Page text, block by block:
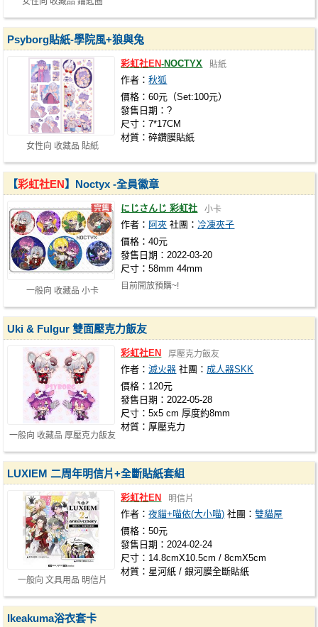
女性向 收藏品 貼紙
Psyborg貼紙-學院風+狼與兔
彩虹社EN-NOCTYX 貼紙
作者：秋狐
價格：60元（Set:100元）
發售日期：?
尺寸：7*17CM
材質：碎鑽膜貼紙
一般向 收藏品 小卡
【彩虹社EN】Noctyx -全員徽章
にじさんじ 彩虹社 小卡
作者： 阿夾 社團： 冷凍夾子
價格：40元
發售日期：2022-03-20
尺寸：58mm 44mm
目前開放預購~!
一般向 收藏品 厚壓克力飯友
Uki & Fulgur 雙面壓克力飯友
彩虹社EN 厚壓克力飯友
作者：滅火器 社團： 成人器SKK
價格：120元
發售日期：2022-05-28
尺寸：5x5 cm 厚度約8mm
材質：厚壓克力
一般向 文具用品 明信片
LUXIEM 二周年明信片+全斷貼紙套組
彩虹社EN 明信片
作者：夜貓+喵依(大小喵) 社團：雙貓屋
價格：50元
發售日期：2024-02-24
尺寸：14.8cmX10.5cm / 8cmX5cm
材質：星河紙 / 銀河膜全斷貼紙
Ikeakuma浴衣套卡